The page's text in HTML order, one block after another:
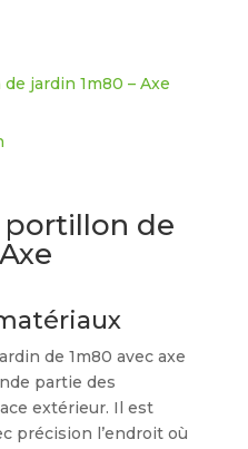
jardin 1m80 – Axe
portillon de
de 1m80 avec axe
partie des
extérieur. Il est
précision l’endroit où